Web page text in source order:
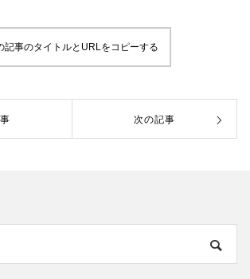
記事のタイトルとURLをコピーする
次の記事